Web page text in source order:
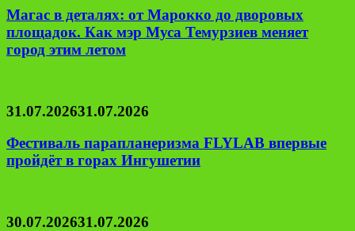
Магас в деталях: от Марокко до дворовых
площадок. Как мэр Муса Темурзиев меняет
город этим летом
31.07.202631.07.2026
Фестиваль парапланеризма FLYLAB впервые
пройдёт в горах Ингушетии
30.07.202631.07.2026